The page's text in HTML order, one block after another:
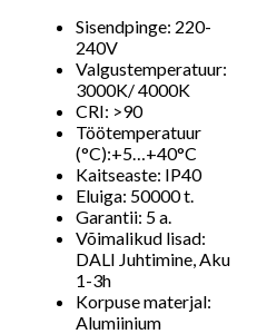
Sisendpinge: 220-
240V
Valgustemperatuur:
3000K/ 4000K
CRI: >90
Töötemperatuur
(°C):+5…+40°C
Kaitseaste: IP40
Eluiga: 50000 t.
Garantii: 5 a.
Võimalikud lisad:
DALI Juhtimine, Aku
1-3h
Korpuse materjal:
Alumiinium